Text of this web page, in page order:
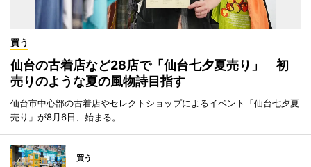
買う
仙台の古着店など28店で「仙台七夕夏売り」 初
売りのような夏の風物詩目指す
仙台市中心部の古着店やセレクトショップによるイベント「仙台七夕夏
売り」が8月6日、始まる。
買う